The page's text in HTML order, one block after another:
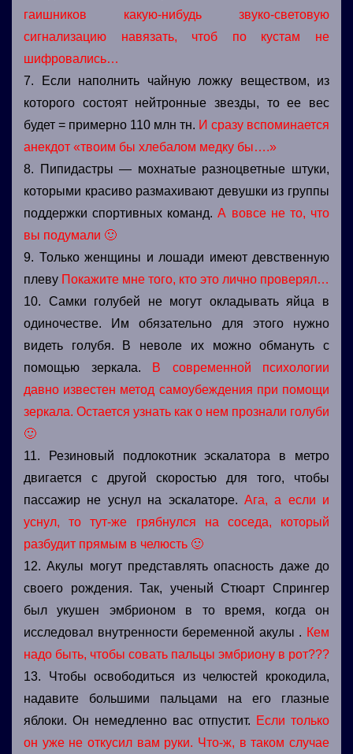
гаишников какую-нибудь звуко-световую
сигнализацию навязать, чтоб по кустам не
шифровались…
7. Если наполнить чайную ложку веществом, из
которого состоят нейтронные звезды, то ее вес
будет = примерно 110 млн тн. И сразу вспоминается
анекдот «твоим бы хлебалом медку бы….»
8. Пипидастры — мохнатые разноцветные штуки,
которыми красиво размахивают девушки из группы
поддержки спортивных команд.А вовсе не то, что
вы подумали 🙂
9. Только женщины и лошади имеют девственную
плеву Покажите мне того, кто это лично проверял…
10. Самки голубей не могут окладывать яйца в
одиночестве. Им обязательно для этого нужно
видеть голубя. В неволе их можно обмануть с
помощью зеркала. В современной психологии
давно известен метод самоубеждения при помощи
зеркала. Остается узнать как о нем прознали голуби
🙂
11. Резиновый подлокотник эскалатора в метро
двигается с другой скоростью для того, чтобы
пассажир не уснул на эскалаторе. Ага, а если и
уснул, то тут-же грябнулся на соседа, который
разбудит прямым в челюсть 🙂
12. Акулы могут представлять опасность даже до
своего рождения. Так, ученый Стюарт Спрингер
был укушен эмбрионом в то время, когда он
исследовал внутренности беременной акулы . Кем
надо быть, чтобы совать пальцы эмбриону в рот???
13. Чтобы освободиться из челюстей крокодила,
надавите большими пальцами на его глазные
яблоки. Он немедленно вас отпустит. Если только
он уже не откусил вам руки. Что-ж, в таком случае